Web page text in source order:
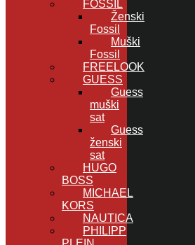
FOSSIL
Ženski
Fossil
Muški
Fossil
FREELOOK
GUESS
Guess
muški
sat
Guess
ženski
sat
HUGO
BOSS
MICHAEL
KORS
NAUTICA
PHILIPP